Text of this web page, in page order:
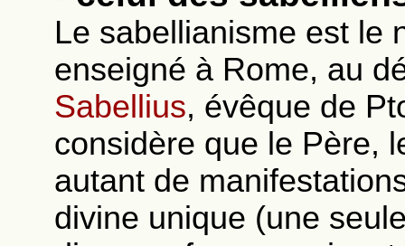
Le sabellianisme est le
enseigné à Rome, au
Sabellius, évêque de
considère que le Père,
autant de
divine unique (une